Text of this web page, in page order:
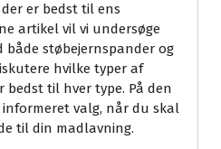
er bedst til ens
artikel vil vi undersøge
både støbejernspander og
hvilke typer af
bedst til hver type. På den
valg, når du skal
til din madlavning.